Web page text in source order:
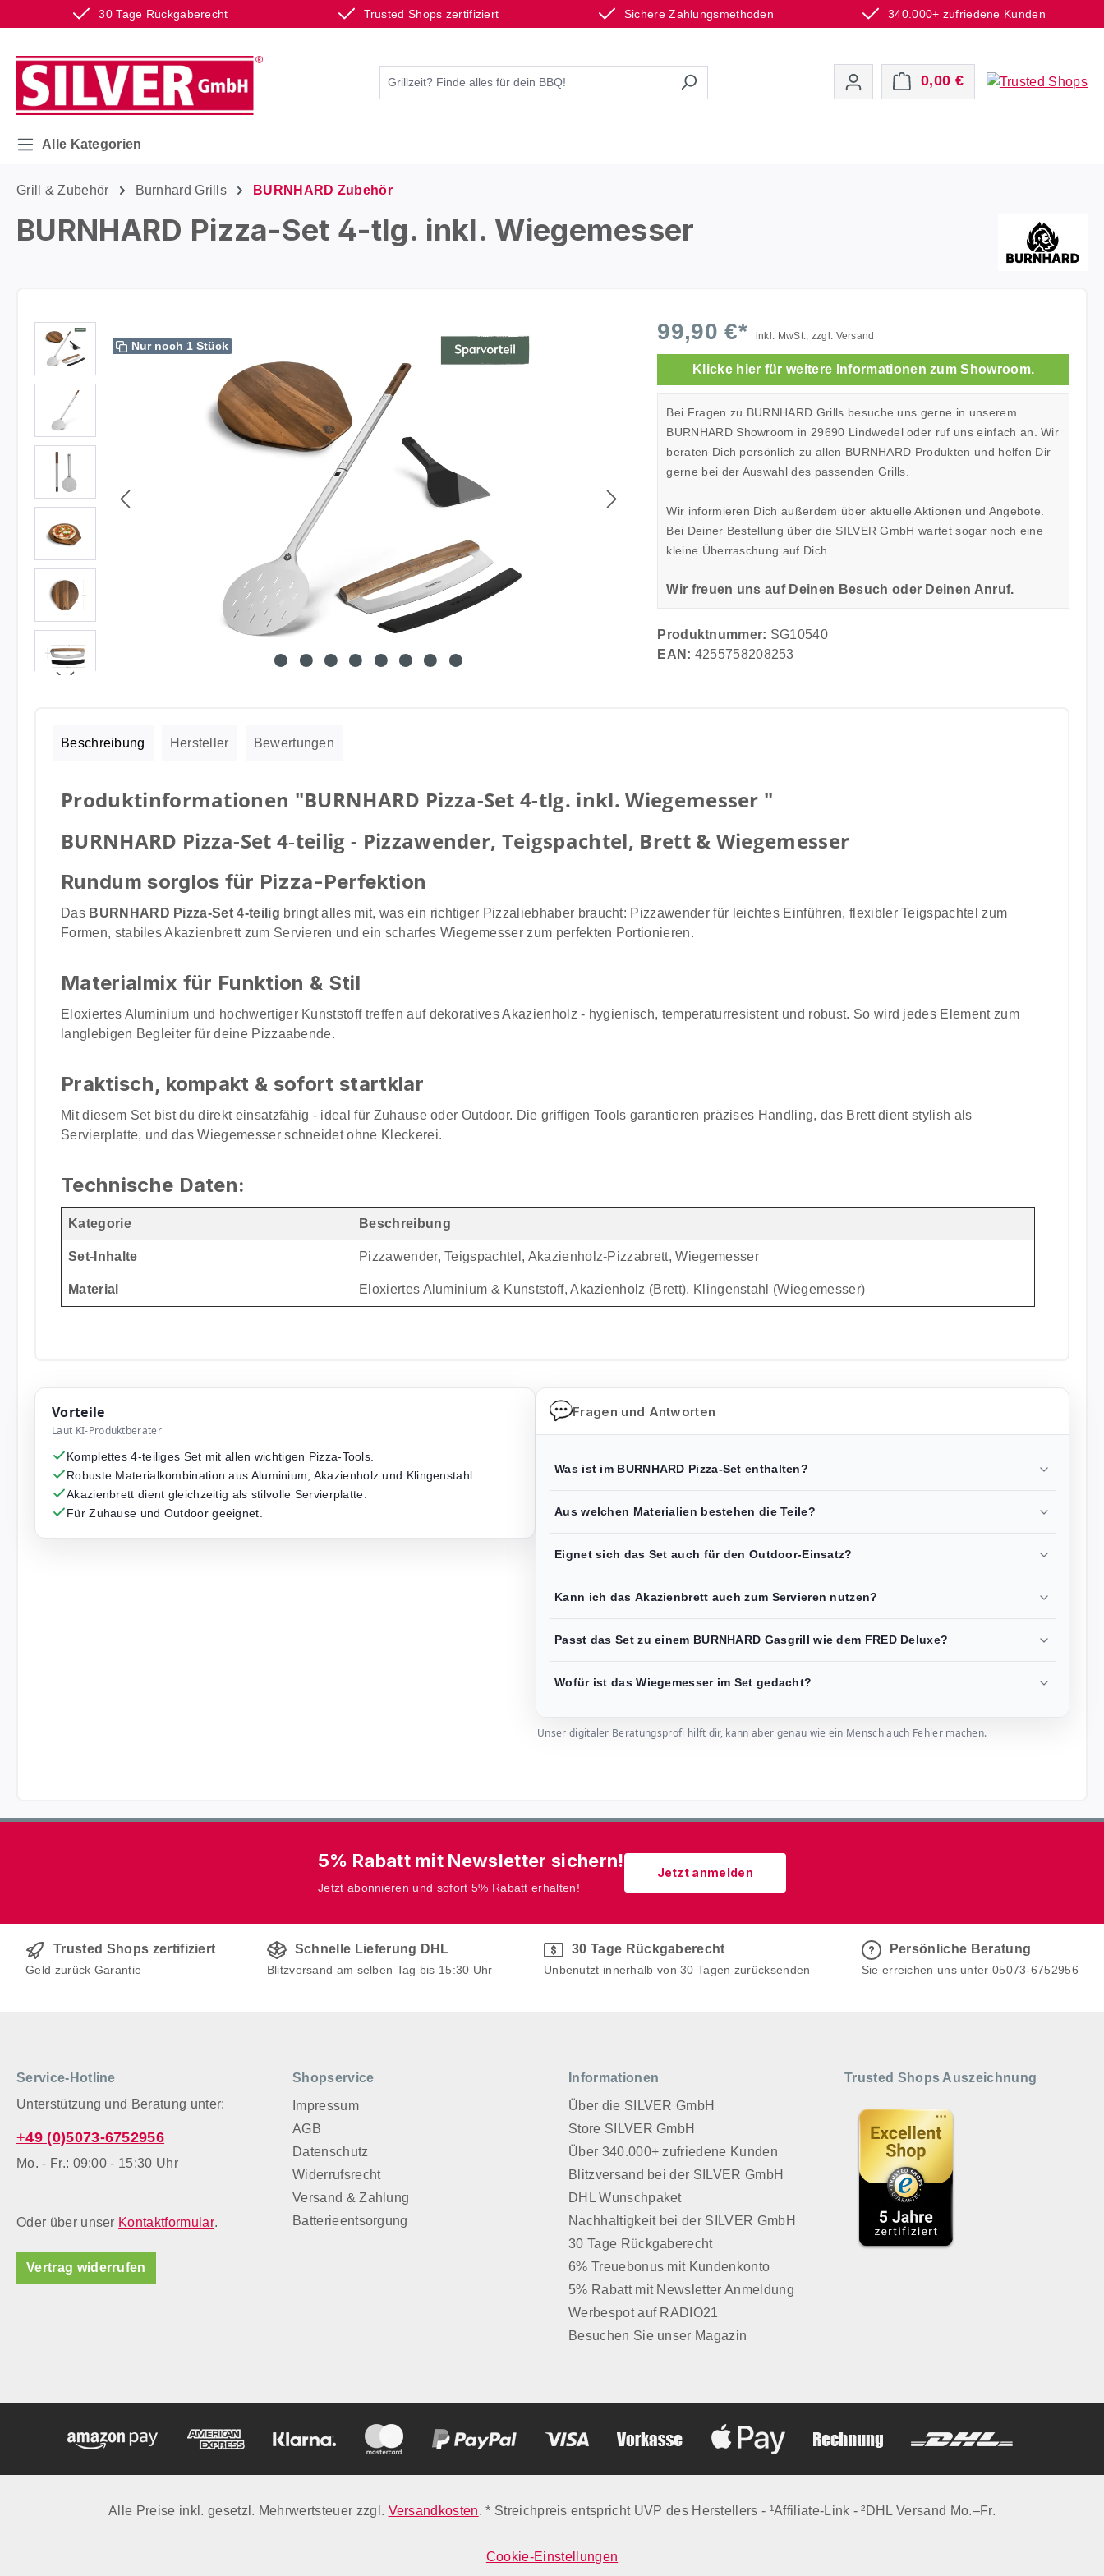
30 Tage Rückgaberecht Trusted Shops zertifiziert Sichere Zahlungsmethoden 340.000+ zufriedene Kunden
Hauptinhalt springen
Zur Suche springen
Zur Hauptnavigation springen
0,00 €Warenkorb enthält 0
Alle Kategorien
Grill & Zubehör Burnhard Grills BURNHARD Zubehör
BURNHARD Pizza-Set 4-tlg. inkl. Wiegemesser
Bildergalerie überspringen
Nur noch 1 Stück
99,90 €* inkl. MwSt., zzgl. Versand
Klicke hier für weitere Informationen zum Showroom.
Bei Fragen zu BURNHARD Grills besuche uns gerne in unserem
BURNHARD Showroom in 29690 Lindwedel oder ruf uns einfach an. Wir
beraten Dich persönlich zu allen BURNHARD Produkten und helfen Dir
gerne bei der Auswahl des passenden Grills.
Wir informieren Dich außerdem über aktuelle Aktionen und Angebote.
Bei Deiner Bestellung über die SILVER GmbH wartet sogar noch eine
kleine Überraschung auf Dich.
Wir freuen uns auf Deinen Besuch oder Deinen Anruf.
Produktnummer: SG10540
EAN: 4255758208253
Beschreibung Hersteller Bewertungen
Produktinformationen "BURNHARD Pizza-Set 4-tlg. inkl. Wiegemesser "
BURNHARD Pizza-Set 4‑teilig - Pizzawender, Teigspachtel, Brett & Wiegemesser
Rundum sorglos für Pizza-Perfektion
Das BURNHARD Pizza-Set 4‑teilig bringt alles mit, was ein richtiger Pizzaliebhaber braucht: Pizzawender für leichtes Einführen, flexibler Teigspachtel zum
Formen, stabiles Akazienbrett zum Servieren und ein scharfes Wiegemesser zum perfekten Portionieren.
Materialmix für Funktion & Stil
Eloxiertes Aluminium und hochwertiger Kunststoff treffen auf dekoratives Akazienholz - hygienisch, temperaturresistent und robust. So wird jedes Element zum
langlebigen Begleiter für deine Pizzaabende.
Praktisch, kompakt & sofort startklar
Mit diesem Set bist du direkt einsatzfähig - ideal für Zuhause oder Outdoor. Die griffigen Tools garantieren präzises Handling, das Brett dient stylish als
Servierplatte, und das Wiegemesser schneidet ohne Kleckerei.
Technische Daten:
Kategorie Beschreibung
Set-Inhalte Pizzawender, Teigspachtel, Akazienholz-Pizzabrett, Wiegemesser
Material Eloxiertes Aluminium & Kunststoff, Akazienholz (Brett), Klingenstahl (Wiegemesser)
Vorteile
Laut KI-Produktberater
Komplettes 4-teiliges Set mit allen wichtigen Pizza-Tools.
Robuste Materialkombination aus Aluminium, Akazienholz und Klingenstahl.
Akazienbrett dient gleichzeitig als stilvolle Servierplatte.
Für Zuhause und Outdoor geeignet.
Fragen und Antworten
Was ist im BURNHARD Pizza-Set enthalten?
Aus welchen Materialien bestehen die Teile?
Eignet sich das Set auch für den Outdoor-Einsatz?
Kann ich das Akazienbrett auch zum Servieren nutzen?
Passt das Set zu einem BURNHARD Gasgrill wie dem FRED Deluxe?
Wofür ist das Wiegemesser im Set gedacht?
Unser digitaler Beratungsprofi hilft dir, kann aber genau wie ein Mensch auch Fehler machen.
5% Rabatt mit Newsletter sichern!
Jetzt abonnieren und sofort 5% Rabatt erhalten!
Jetzt anmelden
Trusted Shops zertifiziert
Geld zurück Garantie
Schnelle Lieferung DHL
Blitzversand am selben Tag bis 15:30 Uhr
30 Tage Rückgaberecht
Unbenutzt innerhalb von 30 Tagen zurücksenden
Persönliche Beratung
Sie erreichen uns unter 05073-6752956
Service-Hotline
Unterstützung und Beratung unter:
+49 (0)5073-6752956
Mo. - Fr.: 09:00 - 15:30 Uhr
Oder über unser Kontaktformular.
Vertrag widerrufen
Shopservice
Impressum
AGB
Datenschutz
Widerrufsrecht
Versand & Zahlung
Batterieentsorgung
Informationen
Über die SILVER GmbH
Store SILVER GmbH
Über 340.000+ zufriedene Kunden
Blitzversand bei der SILVER GmbH
DHL Wunschpaket
Nachhaltigkeit bei der SILVER GmbH
30 Tage Rückgaberecht
6% Treuebonus mit Kundenkonto
5% Rabatt mit Newsletter Anmeldung
Werbespot auf RADIO21
Besuchen Sie unser Magazin
Trusted Shops Auszeichnung
Alle Preise inkl. gesetzl. Mehrwertsteuer zzgl. Versandkosten. * Streichpreis entspricht UVP des Herstellers - ¹Affiliate-Link - ²DHL Versand Mo.–Fr.
Cookie-Einstellungen